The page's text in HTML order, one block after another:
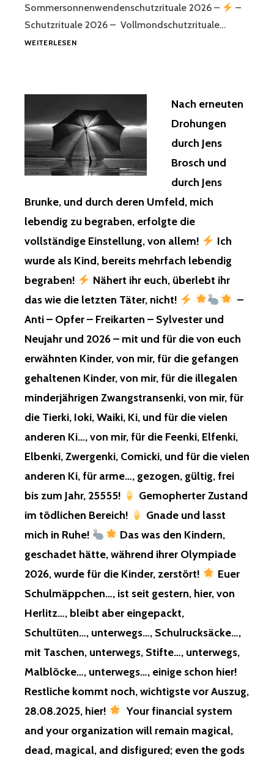
Sommersonnenwendenschutzrituale 2026 –
–
Schutzrituale 2026 – Vollmondschutzrituale…
WEITERLESEN
Nach erneuten
Drohungen
durch Jens
Brosch und
durch Jens
Brunke, und durch deren Umfeld, mich
lebendig zu begraben, erfolgte die
vollständige Einstellung, von allem!
Ich
wurde als Kind, bereits mehrfach lebendig
begraben!
Nähert ihr euch, überlebt ihr
das wie die letzten Täter, nicht!
–
Anti – Opfer – Freikarten – Sylvester und
Neujahr und 2026 – mit und für die von euch
erwähnten Kinder, von mir, für die gefangen
gehaltenen Kinder, von mir, für die illegalen
minderjährigen Zwangstransenki, von mir, für
die Tierki, Ioki, Waiki, Ki, und für die vielen
anderen Ki…, von mir, für die Feenki, Elfenki,
Elbenki, Zwergenki, Comicki, und für die vielen
anderen Ki, für arme…, gezogen, gültig, frei
bis zum Jahr, 25555!
Gemopherter Zustand
im tödlichen Bereich!
Gnade und lasst
mich in Ruhe!
Das was den Kindern,
geschadet hätte, während ihrer Olympiade
2026, wurde für die Kinder, zerstört!
Euer
Schulmäppchen…, ist seit gestern, hier, von
Herlitz…, bleibt aber eingepackt,
Schultüten…, unterwegs…, Schulrucksäcke…,
mit Taschen, unterwegs, Stifte…, unterwegs,
Malblöcke…, unterwegs…, einige schon hier!
Restliche kommt noch, wichtigste vor Auszug,
28.08.2025, hier!
Your financial system
and your organization will remain magical,
dead, magical, and disfigured; even the gods